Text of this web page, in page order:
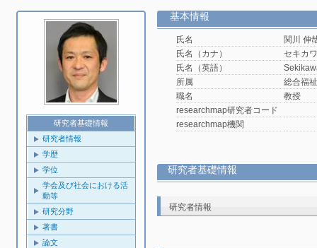
研究者基礎情報
研究者情報
学歴
学位
学会及び社会における活
動等
研究分野
著書
論文
基本情報
氏名
関川 伸
氏名（カナ）
セキカ
氏名（英語）
所属
総合福
職名
教授
researchmap研究者コード
researchmap機関
研究者基礎情報
研究者情報